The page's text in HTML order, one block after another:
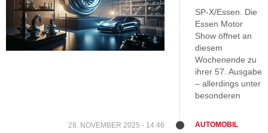
SP-X/Essen. Die
Essen Motor
Show öffnet an
diesem
Wochenende zu
ihrer 57. Ausgabe
– allerdings unter
besonderen
28. NOVEMBER 2025 - 14:46 AUTOMOBIL